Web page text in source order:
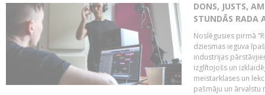
DONS, JUSTS,
STUNDĀS RADA
Noslēgusies pirmā
dziesmas ieguva
industrijas
izglītojošs un
meistarklases un
pašmāju un ārvalstu